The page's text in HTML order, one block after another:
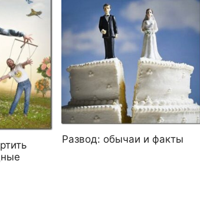
Развод: обычаи и факты